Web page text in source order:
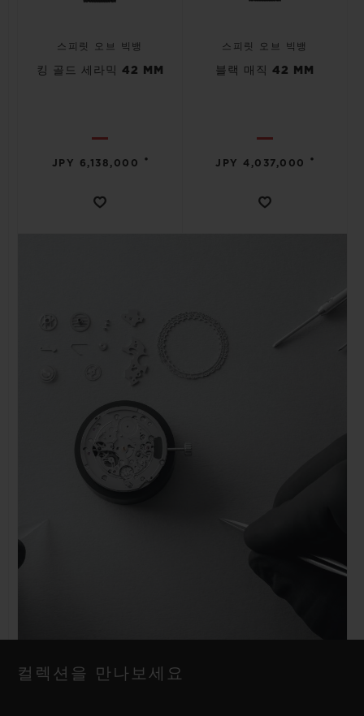
스피릿 오브 빅뱅
킹 골드 세라믹 42 MM
JPY 6,138,000 •
스피릿 오브 빅뱅
블랙 매직 42 MM
JPY 4,037,000 •
컬렉션을 만나보세요